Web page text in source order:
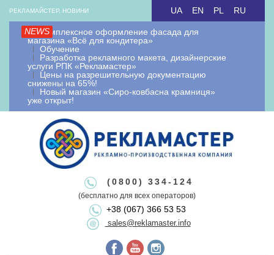
Skip
content
РЕКЛАМАЙСТЕР, НОВИНИ
NEWSКомплексное оформление фасада для
магазина «Всё для кондитера»
Обучение
Разработка рекламного макета, дизайнерские
услуги РПК «Рекламастер»
Цены на разрешительную документацию
снижены на 65%!
Новый магазин «Сиро-ковбасна крамниця»
уже открыт!
UA EN PL RU
Рекламайстер.
Рекламно-
виробнича
Рекламайстер це: виробництво зовнішньої реклами, рекламні
вивіски лайтбокси, об'ємні букви, виносна реклама, штендери.
Виготовлення рекламоносіїв будь якої складності. Виготовляємо
рекламні конструкції під ключ. Оформлення документації та
дозволу на зовнішню рекламу.
(0800) 334-124
(бесплатно для всех операторов)
+38 (067) 366 53 53
sales@reklamaster.info